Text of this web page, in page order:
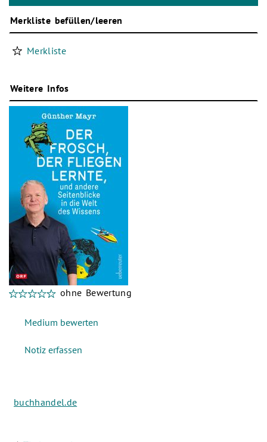
Merkliste befüllen/leeren
Merkliste
Weitere Infos
ohne Bewertung
buchhandel.de